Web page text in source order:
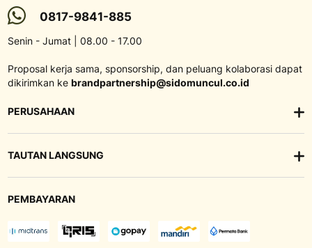
0817-9841-885
Senin - Jumat | 08.00 - 17.00
Proposal kerja sama, sponsorship, dan peluang kolaborasi dapat
dikirimkan ke brandpartnership@sidomuncul.co.id
PERUSAHAAN
TAUTAN LANGSUNG
PEMBAYARAN